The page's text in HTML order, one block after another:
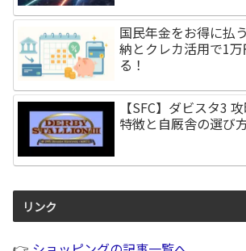
国民年金をお得に払
納とクレカ活用で1
る！
【SFC】ダビスタ3
特徴と自厩舎の選び
リンク